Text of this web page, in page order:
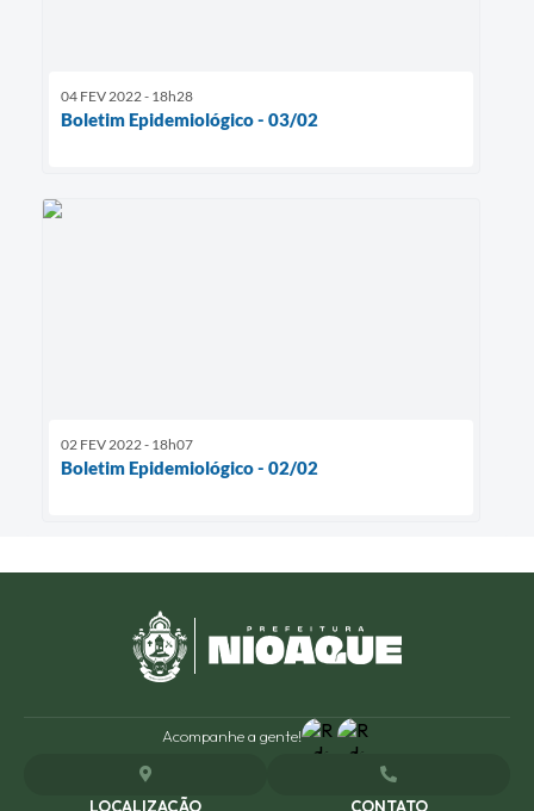
04 FEV 2022 - 18h28
Boletim Epidemiológico - 03/02
02 FEV 2022 - 18h07
Boletim Epidemiológico - 02/02
Acompanhe a gente!
LOCALIZAÇÃO CONTATO